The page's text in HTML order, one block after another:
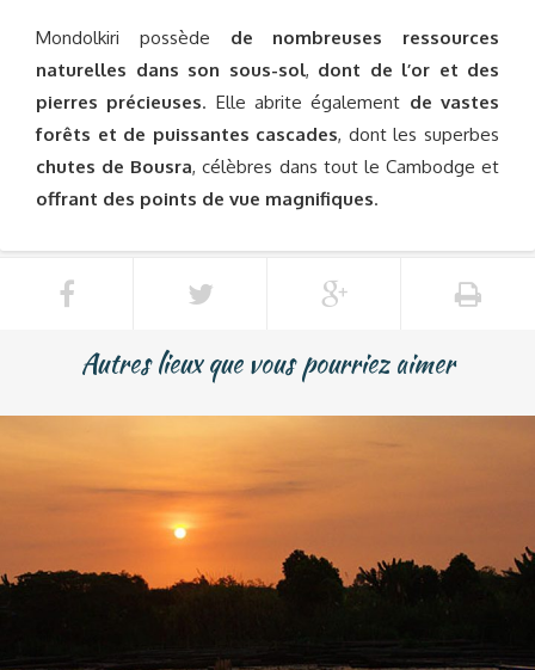
Mondolkiri possède de nombreuses ressources
naturelles dans son sous-sol, dont de l’or et des
pierres précieuses. Elle abrite également de vastes
forêts et de puissantes cascades, dont les superbes
chutes de Bousra, célèbres dans tout le Cambodge et
offrant des points de vue magnifiques.
Autres lieux que vous pourriez aimer